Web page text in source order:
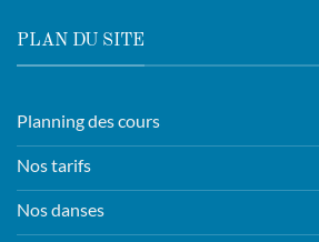
PLAN DU SITE
Planning des cours
Nos tarifs
Nos danses